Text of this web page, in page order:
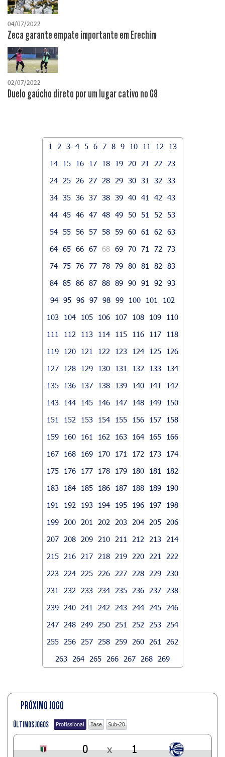
04/07/2022
Zeca garante empate importante em Erechim
02/07/2022
Duelo gaúcho direto por um lugar cativo no G8
1 2 3 4 5 6 7 8 9 10 11 12
13
14
15 16 17 18 19 20 21 22
23
24
25 26 27 28 29 30 31 32
33
34 35 36 37 38 39 40 41 42
43
44 45 46 47 48 49 50 51 52
53
54 55 56 57 58 59 60 61 62
63
64 65 66 67 68 69 70 71 72
73
74 75 76 77 78 79 80 81 82
83
84 85 86 87 88 89 90 91 92
93
94 95 96 97 98 99 100 101
102
103
104 105 106 107 108 109
110
111
112 113 114 115 116 117
118
119
120 121 122 123 124 125
126
127
128 129 130 131 132 133
134
135
136 137 138 139 140 141
142
143
144 145 146 147 148 149
150
151
152 153 154 155 156 157
158
159
160 161 162 163 164 165
166
167
168 169 170 171 172 173
174
175
176 177 178 179 180 181
182
183
184 185 186 187 188 189
190
191
192 193 194 195 196 197
198
199
200 201 202 203 204 205
206
207
208 209 210 211 212 213
214
215
216 217 218 219 220 221
222
223
224 225 226 227 228 229
230
231
232 233 234 235 236 237
238
239
240 241 242 243 244 245
246
247
248 249 250 251 252 253
254
255
256 257 258 259 260 261
262
263
264 265 266 267 268 269
PRÓXIMO JOGO
ÚLTIMOS JOGOS Profissional Base Sub-20
0 x 1